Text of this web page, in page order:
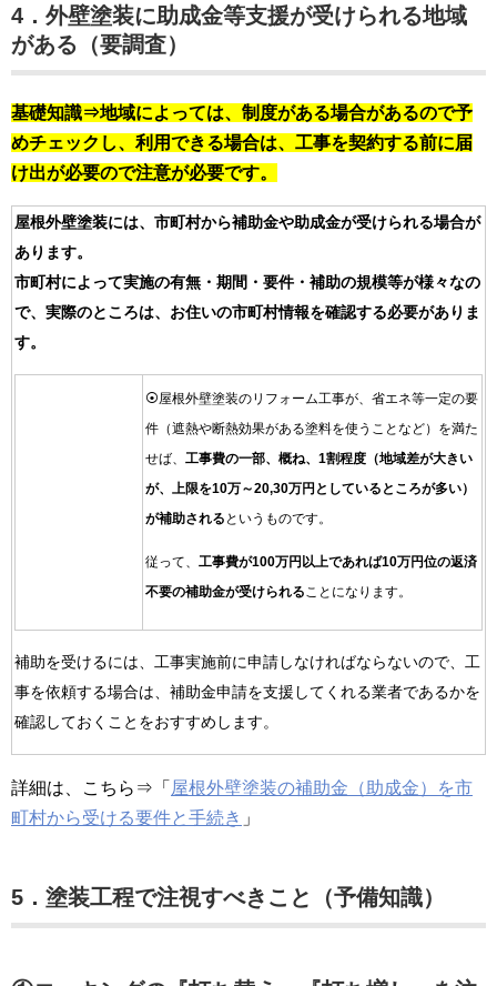
4．外壁塗装に助成金等支援が受けられる地域
がある（要調査）
基礎知識⇒地域によっては、制度がある場合があるので予
めチェックし、利用できる場合は、工事を契約する前に届
け出が必要ので注意が必要です。
屋根外壁塗装には、市町村から補助金や助成金が受けられる場合が
あります。
市町村によって実施の有無・期間・要件・補助の規模等が様々なの
で、実際のところは、お住いの市町村情報を確認する必要がありま
す。
⦿屋根外壁塗装のリフォーム工事が、省エネ等一定の要
件（遮熱や断熱効果がある塗料を使うことなど）を満た
せば、 工事費の一部、概ね、1割程度（地域差が大きい
が、上限を10万～20,30万円としているところが多い）
が補助される というものです。
従って、 工事費が100万円以上であれば10万円位の返済
不要の補助金が受けられる ことになります。
補助を受けるには、工事実施前に申請しなければならないので、工
事を依頼する場合は、補助金申請を支援してくれる業者であるかを
確認しておくことをおすすめします。
詳細は、こちら⇒「 屋根外壁塗装の補助金（助成金）を市
町村から受ける要件と手続き 」
5．塗装工程で注視すべきこと（予備知識）